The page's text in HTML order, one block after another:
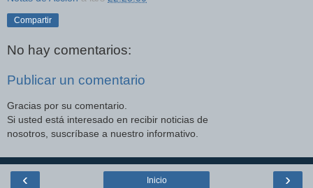
Compartir
No hay comentarios:
Publicar un comentario
Gracias por su comentario.
Si usted está interesado en recibir noticias de
nosotros, suscríbase a nuestro informativo.
‹ ›
Inicio